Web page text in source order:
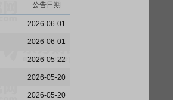
公告日期
2026-06-01
2026-06-01
2026-05-22
2026-05-20
2026-05-20